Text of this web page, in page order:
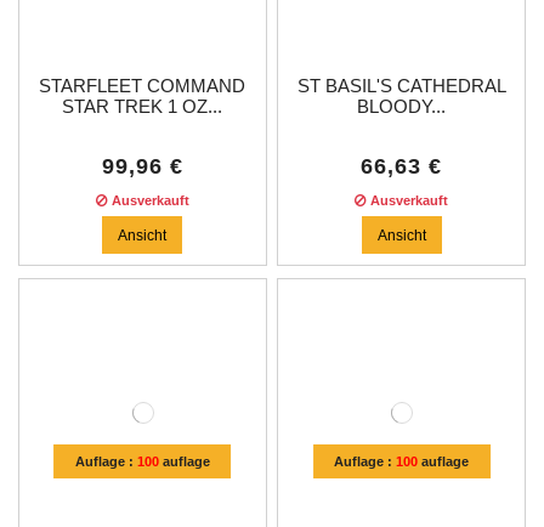
STARFLEET COMMAND
STAR TREK 1 OZ...
99,96 €
Ausverkauft
Ansicht
ST BASIL'S CATHEDRAL
BLOODY...
66,63 €
Ausverkauft
Ansicht
Auflage : 100auflage Auflage :100 auflage